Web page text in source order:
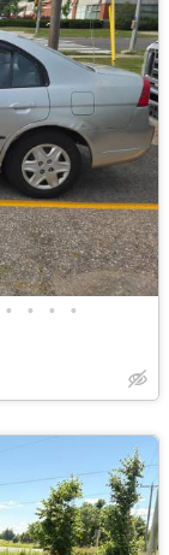
• • • •